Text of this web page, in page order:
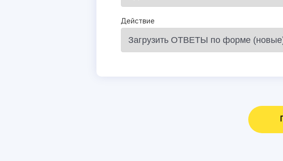
Действие